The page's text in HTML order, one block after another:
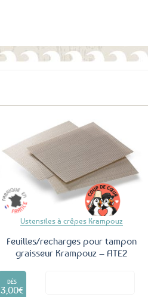
Ajouter
aux
favoris
Ustensiles à crêpes Krampouz
Feuilles/recharges pour tampon
graisseur Krampouz – ATE2
DÈS
3,00€
Ce